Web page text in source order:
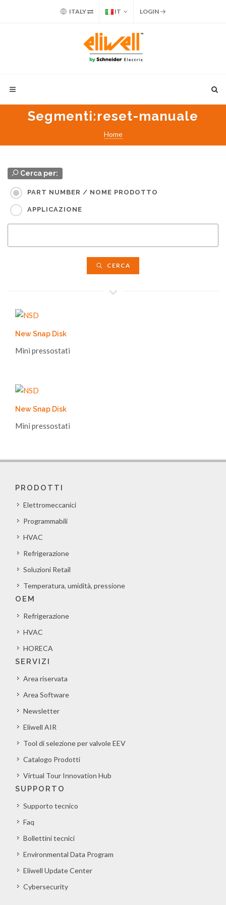
ITALY IT LOGIN
Segmenti:reset-manuale
Home
Cerca per:
PART NUMBER / NOME PRODOTTO
APPLICAZIONE
CERCA
New Snap Disk
Mini pressostati
New Snap Disk
Mini pressostati
PRODOTTI
Elettromeccanici
Programmabili
HVAC
Refrigerazione
Soluzioni Retail
Temperatura, umidità, pressione
OEM
Refrigerazione
HVAC
HORECA
SERVIZI
Area riservata
Area Software
Newsletter
Eliwell AIR
Tool di selezione per valvole EEV
Catalogo Prodotti
Virtual Tour Innovation Hub
SUPPORTO
Supporto tecnico
Faq
Bollettini tecnici
Environmental Data Program
Eliwell Update Center
Cybersecurity